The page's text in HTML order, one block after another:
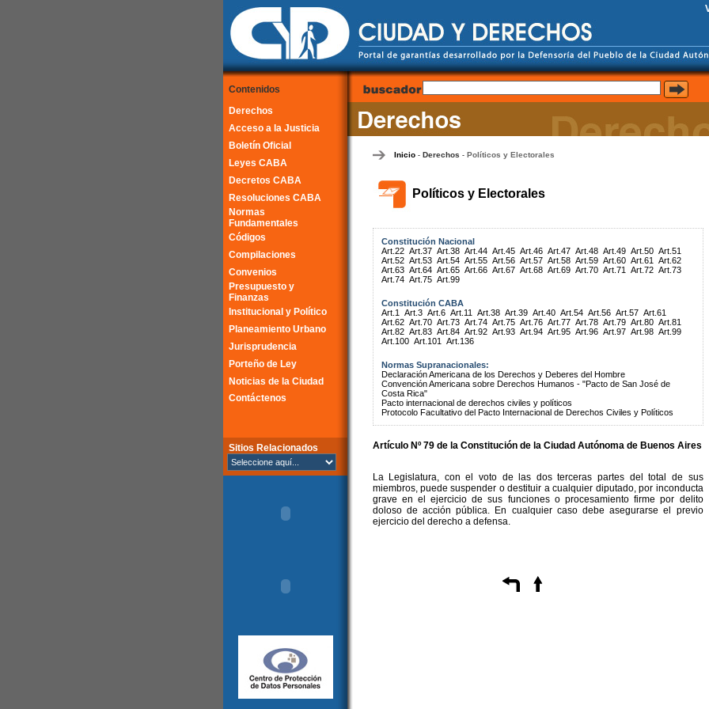
Contenidos
Derechos
Acceso a la Justicia
Boletín Oficial
Leyes CABA
Decretos CABA
Resoluciones CABA
Normas
Fundamentales
Códigos
Compilaciones
Convenios
Presupuesto y
Finanzas
Institucional y Político
Planeamiento Urbano
Jurisprudencia
Porteño de Ley
Noticias de la Ciudad
Contáctenos
Sitios Relacionados
Inicio- Derechos - Políticos y Electorales
Políticos y Electorales
Constitución Nacional
Art.22 Art.37 Art.38 Art.44 Art.45 Art.46 Art.47 Art.48 Art.49 Art.50 Art.51
Art.52 Art.53 Art.54 Art.55 Art.56 Art.57 Art.58 Art.59 Art.60 Art.61
Art.62
Art.63 Art.64 Art.65 Art.66 Art.67 Art.68 Art.69 Art.70 Art.71 Art.72 Art.73
Art.74 Art.75 Art.99
Constitución CABA
Art.1
Art.3 Art.6 Art.11 Art.38 Art.39 Art.40 Art.54 Art.56 Art.57 Art.61
Art.62 Art.70 Art.73 Art.74 Art.75 Art.76 Art.77 Art.78 Art.79 Art.80 Art.81
Art.82 Art.83 Art.84 Art.92 Art.93 Art.94 Art.95 Art.96 Art.97 Art.98 Art.99
Art.100 Art.101 Art.136
Normas Supranacionales:
Declaración Americana de los Derechos y Deberes del Hombre
Convención Americana sobre Derechos Humanos - "Pacto de San José de
Costa Rica"
Pacto internacional de derechos civiles y políticos
Protocolo Facultativo del Pacto Internacional de Derechos Civiles y Políticos
Artículo Nº 79 de la Constituciónde la Ciudad Autónoma de Buenos Aires
La Legislatura, con el voto de las dos terceras partes del total de sus
miembros, puede suspender o destituir a cualquier diputado, por inconducta
grave en el ejercicio de sus funciones o procesamiento firme por delito
doloso de acción pública. En cualquier caso debe asegurarse el previo
ejercicio del derecho a defensa.